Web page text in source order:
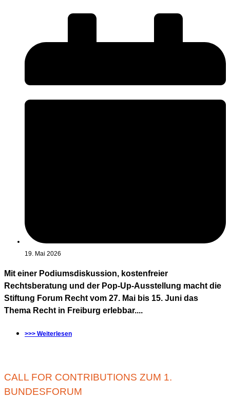
19. Mai 2026
Mit einer Podiumsdiskussion, kostenfreier
Rechtsberatung und der Pop-Up-Ausstellung macht die
Stiftung Forum Recht vom 27. Mai bis 15. Juni das
Thema Recht in Freiburg erlebbar....
>>> Weiterlesen
CALL FOR CONTRIBUTIONS ZUM 1.
BUNDESFORUM